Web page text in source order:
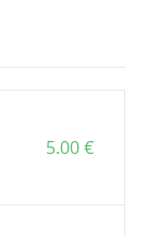
5.00€